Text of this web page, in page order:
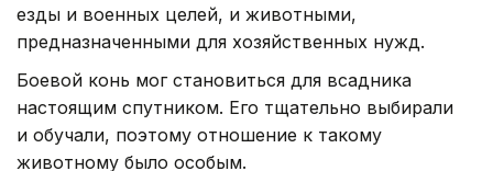
езды и военных целей, и животными,
предназначенными для хозяйственных нужд.
Боевой конь мог становиться для всадника
настоящим спутником. Его тщательно выбирали
и обучали, поэтому отношение к такому
животному было особым.